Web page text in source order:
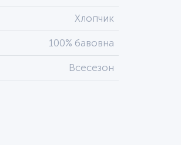
Хлопчик
100% бавовна
Всесезон